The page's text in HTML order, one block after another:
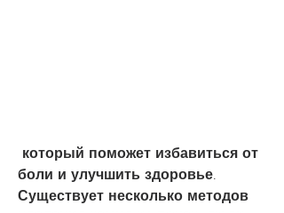
боли и улучшить здоровье.
Существует несколько методов